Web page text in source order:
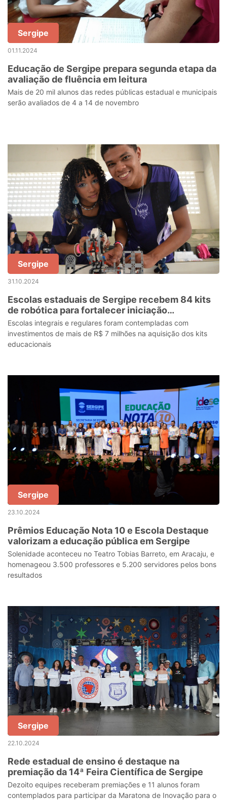
Sergipe
01.11.2024
Educação de Sergipe prepara segunda etapa da
avaliação de fluência em leitura
Mais de 20 mil alunos das redes públicas estadual e municipais
serão avaliados de 4 a 14 de novembro
Sergipe
31.10.2024
Escolas estaduais de Sergipe recebem 84 kits
de robótica para fortalecer iniciação
tecnológica
Escolas integrais e regulares foram contempladas com
investimentos de mais de R$ 7 milhões na aquisição dos kits
educacionais
Sergipe
23.10.2024
Prêmios Educação Nota 10 e Escola Destaque
valorizam a educação pública em Sergipe
Solenidade aconteceu no Teatro Tobias Barreto, em Aracaju, e
homenageou 3.500 professores e 5.200 servidores pelos bons
resultados
Sergipe
22.10.2024
Rede estadual de ensino é destaque na
premiação da 14ª Feira Científica de Sergipe
Dezoito equipes receberam premiações e 11 alunos foram
contemplados para participar da Maratona de Inovação para o